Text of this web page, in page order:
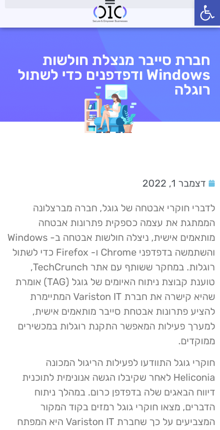
פתח סרגל נגישות
חברת סייבר מנצלת חולשות
Windows ודפדפנים כדי לשתול
רוגלה
דצמבר 1, 2022
לדברי חוקרי אבטחה של גוגל, חברה מברצלונה
הממתגת את עצמה כספקית פתרונות אבטחה
מותאמים אישית, ניצלה חולשות אבטחה ב- Windows
והשתמשה בדפדפני Chrome ו- Firefox כדי לשתול
רוגלות. במחקר ששותף עם אתר TechCrunch,
טוענת קבוצת ניתוח האיומים של גוגל (TAG) אומרת
שהיא קישרה את חברת Variston IT המתיימרת
להציע פתרונות אבטחת סייבר מותאמים אישית,
למערך פעילות המאפשר התקנת רוגלות במכשירים
ממוקדים.
חוקרי גוגל התוודעו לפעילות הריגול המכונה
Heliconia לאחר שקיבלו הגשה אנונימית לתוכנית
דיווח הבאגים שלה בדפדפן כרום. במהלך ניתוח
הדברים, מצאו חוקרי גוגל רמזים בקוד המקור
המצביעים על כך שחברת Variston IT היא המפתח